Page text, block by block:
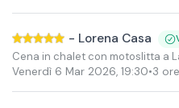
- Lorena Casa
Cena in chalet con motoslitta a
Venerdì 6 Mar 2026, 19:30•3 ore